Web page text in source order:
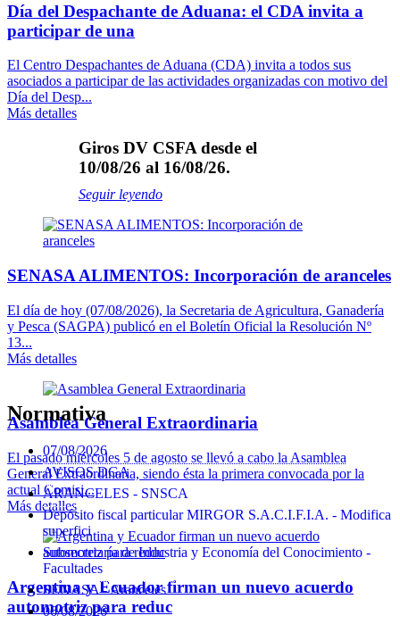
Día del Despachante de Aduana: el CDA invita a
participar de una
El Centro Despachantes de Aduana (CDA) invita a todos sus
asociados a participar de las actividades organizadas con motivo del
Día del Desp...
Más detalles
Giros DV CSFA desde el
10/08/26 al 16/08/26.
Seguir leyendo
SENASA ALIMENTOS: Incorporación de aranceles
El día de hoy (07/08/2026), la Secretaria de Agricultura, Ganadería
y Pesca (SAGPA) publicó en el Boletín Oficial la Resolución Nº
13...
Más detalles
Asamblea General Extraordinaria
El pasado miércoles 5 de agosto se llevó a cabo la Asamblea
General Extraordinaria, siendo ésta la primera convocada por la
actual Comisi...
Más detalles
Argentina y Ecuador firman un nuevo acuerdo
automotriz para reduc
Normativa
07/08/2026
AVISOS DGA
ARANCELES - SNSCA
Depósito fiscal particular MIRGOR S.A.C.I.F.I.A. - Modifica
superfici
Subsecretaría de Industria y Economía del Conocimiento -
Facultades
SENASA - Aranceles
06/08/2026